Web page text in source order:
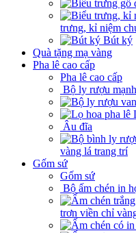
trưng, kỉ niệm
Bút ký
Quà tặng mạ vàng
Pha lê cao cấp
Pha lê cao cấp
Bộ ly rượu
Âu đĩa
vàng lá trang trí
Gốm sứ
Gốm sứ
Bộ ấm chén in
trơn viền chỉ